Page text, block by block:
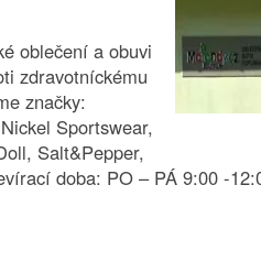
oblečení a obuvi
zdravotníckému
značky:
Sportswear,
Salt&Pepper,
doba: PO – PÁ 9:00 -